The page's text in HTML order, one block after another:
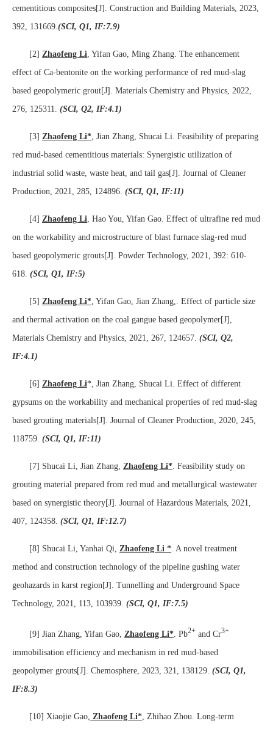
cementitious composites[J]. Construction and Building Materials, 2023,
392, 131669.(SCI, Q1, IF:7.9)
[2] Zhaofeng Li, Yifan Gao, Ming Zhang. The enhancement
effect of Ca-bentonite on the working performance of red mud-slag
based geopolymeric grout[J]. Materials Chemistry and Physics, 2022,
276, 125311. (SCI, Q2, IF:4.1)
[3] Zhaofeng Li*, Jian Zhang, Shucai Li. Feasibility of preparing
red mud-based cementitious materials: Synergistic utilization of
industrial solid waste, waste heat, and tail gas[J]. Journal of Cleaner
Production, 2021, 285, 124896. (SCI, Q1, IF:11)
[4] Zhaofeng Li, Hao You, Yifan Gao. Effect of ultrafine red mud
on the workability and microstructure of blast furnace slag-red mud
based geopolymeric grouts[J]. Powder Technology, 2021, 392: 610-
618. (SCI, Q1, IF:5)
[5] Zhaofeng Li*, Yifan Gao, Jian Zhang,. Effect of particle size
and thermal activation on the coal gangue based geopolymer[J],
Materials Chemistry and Physics, 2021, 267, 124657. (SCI, Q2,
IF:4.1)
[6] Zhaofeng Li*, Jian Zhang, Shucai Li. Effect of different
gypsums on the workability and mechanical properties of red mud-slag
based grouting materials[J]. Journal of Cleaner Production, 2020, 245,
118759. (SCI, Q1, IF:11)
[7] Shucai Li, Jian Zhang, Zhaofeng Li*. Feasibility study on
grouting material prepared from red mud and metallurgical wastewater
based on synergistic theory[J]. Journal of Hazardous Materials, 2021,
407, 124358. (SCI, Q1, IF:12.7)
[8] Shucai Li, Yanhai Qi, Zhaofeng Li *. A novel treatment
method and construction technology of the pipeline gushing water
geohazards in karst region[J]. Tunnelling and Underground Space
Technology, 2021, 113, 103939. (SCI, Q1, IF:7.5)
[9] Jian Zhang, Yifan Gao, Zhaofeng Li* . Pb2+ and Cr3+
immobilisation efficiency and mechanism in red mud-based
geopolymer grouts[J]. Chemosphere, 2023, 321, 138129. (SCI, Q1,
IF:8.3)
[10] Xiaojie Gao, Zhaofeng Li* , Zhihao Zhou. Long-term